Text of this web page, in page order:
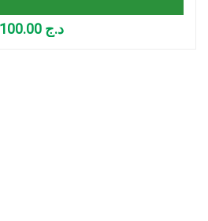
د.ج